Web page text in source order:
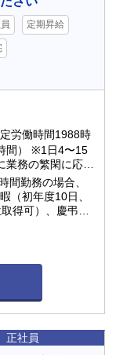
定期昇給
労働時間1988時
間） ※1日4〜15
務の繁閑に応じ
勤務の場合、
（初年度10日、
得可）、慶弔休
正社員